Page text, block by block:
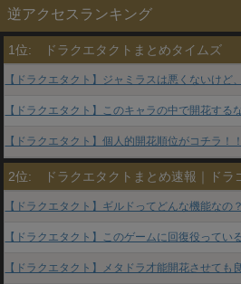
逆アクセスランキング
1位: ドラクエタクトまとめタイムズ
【ドラクエタクト】このキャラの中で開花する
【ドラクエタクト】個人的開花順位がコチラ！
2位: ドラクエタクトまとめ速報｜ドラ
【ドラクエタクト】ギルドってどんな機能なの？
【ドラクエタクト】このゲームに回復役ってい
【ドラクエタクト】メタドラ才能開花させても